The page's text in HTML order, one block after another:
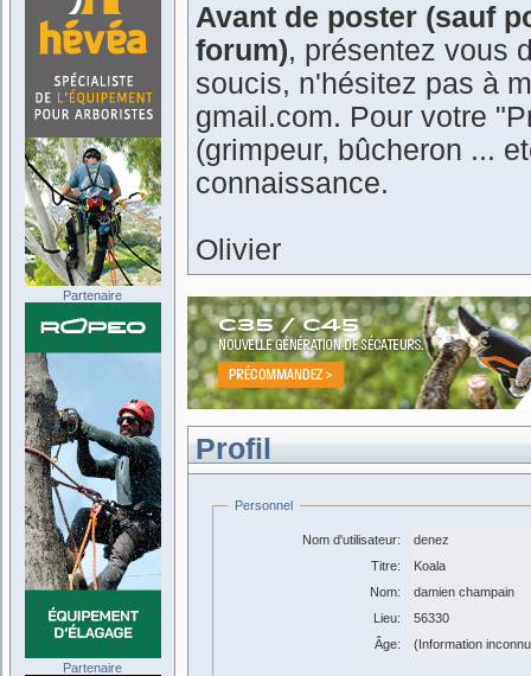
Avant de poster (sauf
forum), présentez vous
soucis, n'hésitez pas à
gmail.com. Pour votre
(grimpeur, bûcheron ...
connaissance.
Olivier
Profil
Personnel
Nom d'utilisateur:
denez
Titre:
Koala
Nom:
damien champain
Lieu:
56330
Âge:
(Information
Partenaire
Partenaire